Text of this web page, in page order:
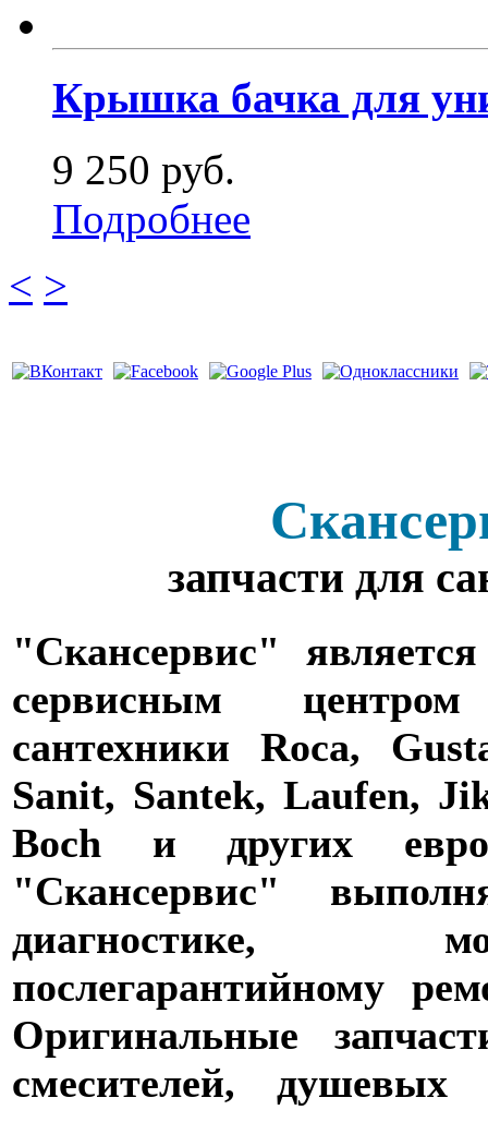
Крышка бачка для
9 250 руб.
Подробнее
< >
запчасти для
"Скансервис"
сервисным
сантехники Roca,
Sanit, Santek, Laufen,
Boch и других
"Скансервис"
диагностике,
послегарантийному
Оригинальные
смесителей, душевых